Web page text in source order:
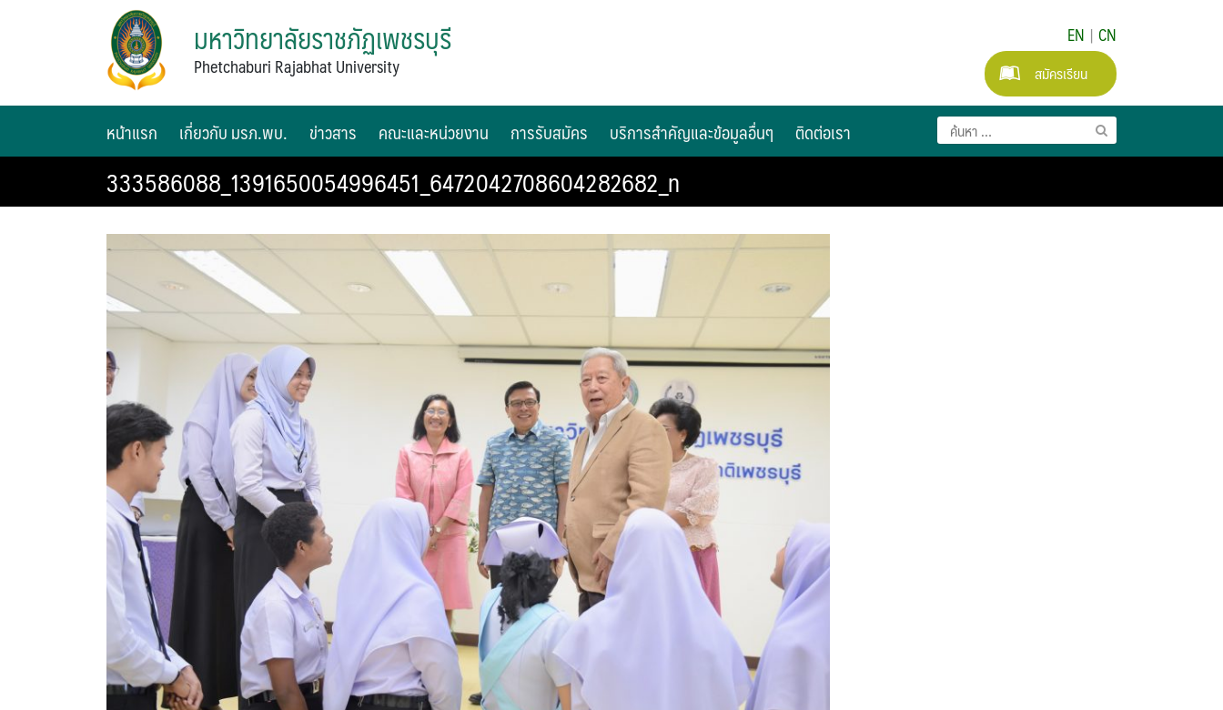
มหาวิทยาลัยราชภัฏเพชรบุรี
Phetchaburi Rajabhat University
EN | CN
สมัครเรียน
หน้าแรก เกี่ยวกับ มรภ.พบ. ข่าวสาร คณะและหน่วยงาน การรับสมัคร บริการสำคัญและข้อมูลอื่นๆ ติดต่อเรา
333586088_1391650054996451_6472042708604282682_n